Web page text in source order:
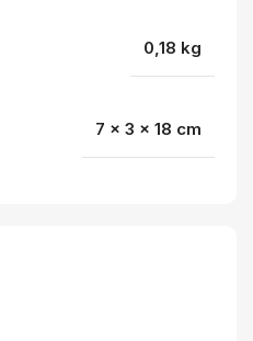
0,18 kg
7 × 3 × 18 cm